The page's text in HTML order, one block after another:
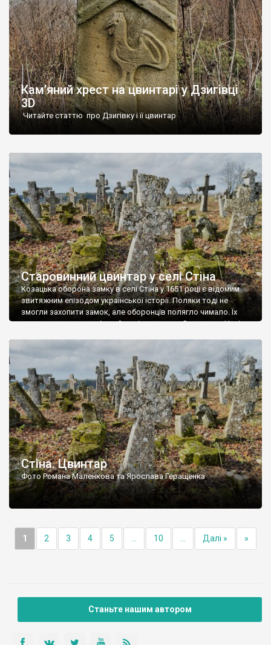
Кам’яний хрест на цвинтарі у Дзигівці
3D
Читайте статтю про Дзигівку і її цвинтар
Старовинний цвинтар у селі Стіна
Козацька оборона замку в селі Стіна у 1651 році є відомим
звитяжним епізодом української історії. Поляки тоді не
змогли захопити замок, але оборонців полягло чимало. Їх
поховали на цвинтарі, який тоді називався Замковим. Нині на
ньому чимало хрестів 19 століття, є такі, де епітафії стер […]
Стіна. Цвинтар
Фото Романа Маленкова та Ярослава Геращенка
1 2 3 4 5 10 Далі » »
Станьте нашим автором